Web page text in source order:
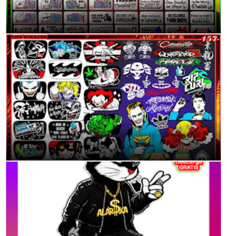
Mas de 70 Modelo de Frases/Calcas para tu Moto o auto
11:38 p.m.
Calcomanías Tuning para Mototaxis: Dale Vida a tu Vehículo
11:40 p.m.